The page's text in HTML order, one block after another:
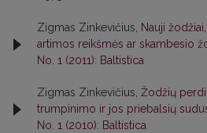
Zigmas Zinkevičius, Nauji
artimos reikšmės ar skambesio
No. 1 (2011): Baltistica
Zigmas Zinkevičius, Žodžių
trumpinimo ir jos priebalsių
No. 1 (2010): Baltistica